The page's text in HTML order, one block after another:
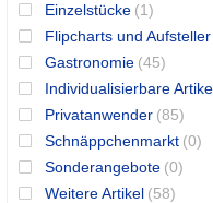
Einzelstücke (1)
Flipcharts und Aufsteller
Gastronomie (45)
Individualisierbare
Privatanwender (85)
Schnäppchenmarkt (0)
Sonderangebote (0)
Weitere Artikel (58)